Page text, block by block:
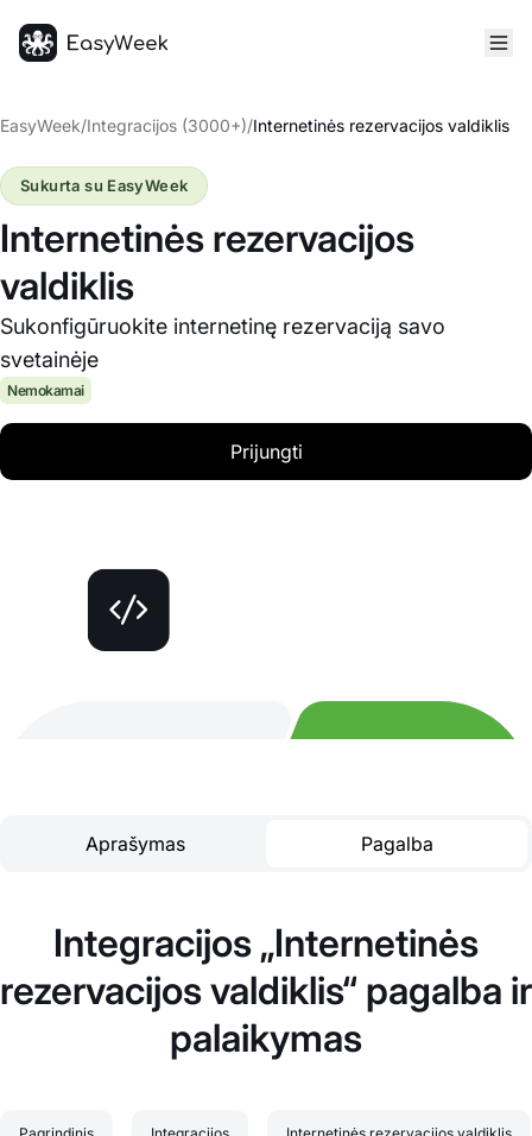
EasyWeek/Integracijos (3000+)/Internetinės rezervacijos valdiklis
Internetinės rezervacijos
valdiklis
Sukonfigūruokite internetinę rezervaciją savo
svetainėje
Sukurta su EasyWeek
Nemokamai
Prijungti
Aprašymas Pagalba
Integracijos „Internetinės
rezervacijos valdiklis“ pagalba ir
palaikymas